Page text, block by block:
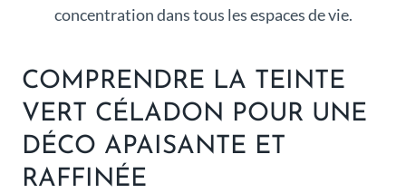
concentration dans tous les espaces de vie.
COMPRENDRE LA TEINTE
VERT CÉLADON POUR UNE
DÉCO APAISANTE ET
RAFFINÉE